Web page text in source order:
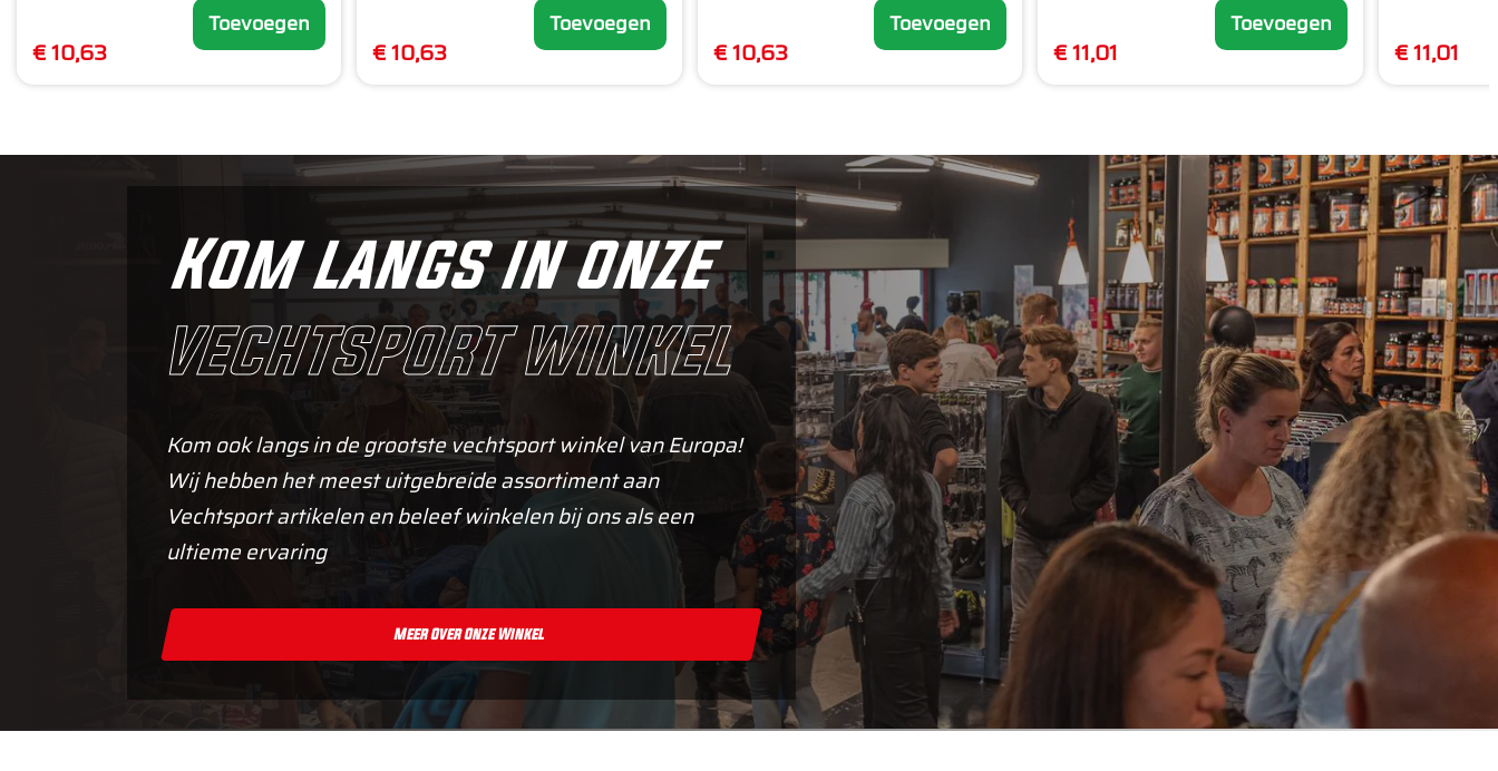
€ 10,63
Toevoegen
€ 10,63
Toevoegen
€ 10,63
Toevoegen
€ 11,01
Toevoegen
€ 11,01
Kom langs in onze
vechtsport winkel
Kom ook langs in de grootste vechtsport winkel van Europa!
Wij hebben het meest uitgebreide assortiment aan
Vechtsport artikelen en beleef winkelen bij ons als een
ultieme ervaring
Meer Over Onze Winkel